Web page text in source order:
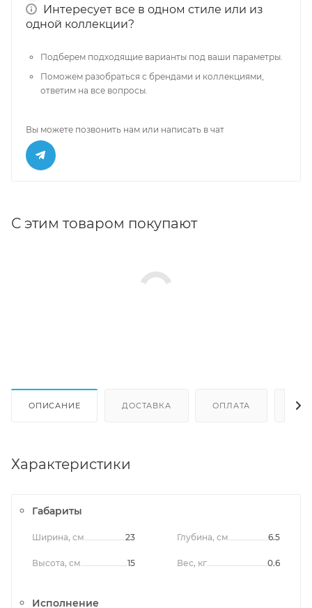
Интересует все в одном стиле или из
одной коллекции?
Подберем подходящие варианты под ваши параметры.
Поможем разобраться с брендами и коллекциями,
ответим на все вопросы.
Вы можете позвонить нам или написать в чат
С этим товаром покупают
ОПИСАНИЕ ДОСТАВКА ОПЛАТА
Характеристики
Габариты
Ширина, см 23
Высота, см 15
Глубина, см 6.5
Вес, кг 0.6
Исполнение